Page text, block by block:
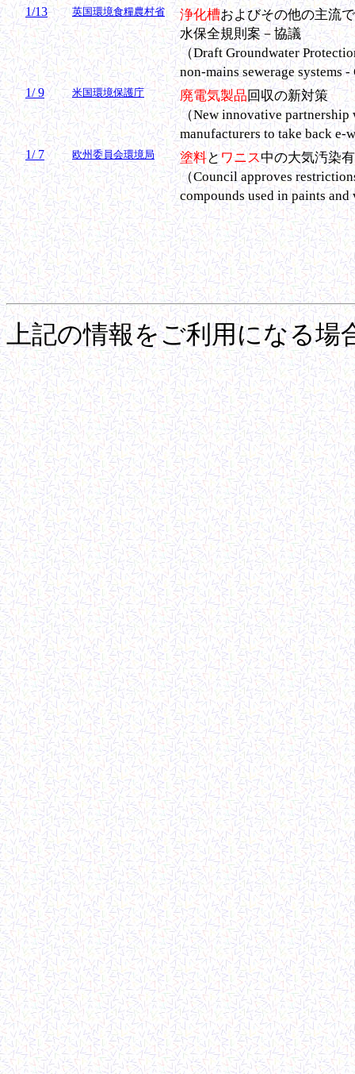
1/13 英国環境食糧農村省 浄化槽およびその他の主流
水保全規則案－協議
（Draft Groundwater
non-mains sewerage systems
1/ 9 米国環境保護庁 廃電気製品回収の新対策
（New innovative partnership
manufacturers to take back e-
1/ 7 欧州委員会環境局 塗料とワニス中の大気汚染
（Council approves
compounds used in paints and
上記の情報をご利用になる場